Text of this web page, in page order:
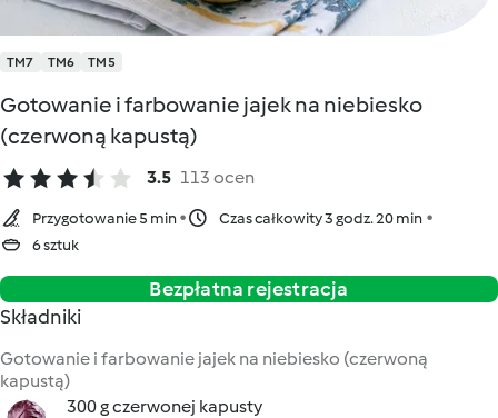
TM7 TM6 TM5
Gotowanie i farbowanie jajek na niebiesko
(czerwoną kapustą)
3.5 113 ocen
Przygotowanie 5 min
Czas całkowity 3 godz. 20 min
6 sztuk
Bezpłatna rejestracja
Składniki
Gotowanie i farbowanie jajek na niebiesko (czerwoną
kapustą)
300 g czerwonej kapusty